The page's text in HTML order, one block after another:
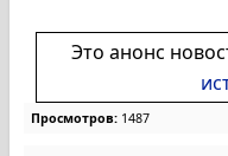
Это анонс
Просмотров: 1487